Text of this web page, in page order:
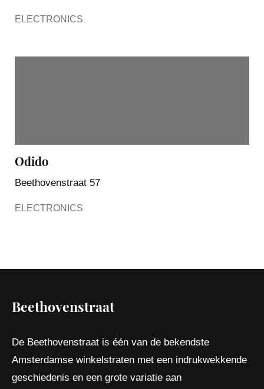
ELECTRONICS
Odido
Beethovenstraat 57
ELECTRONICS
Beethovenstraat
De Beethovenstraat is één van de bekendste
Amsterdamse winkelstraten met een indrukwekkende
geschiedenis en een grote variatie aan